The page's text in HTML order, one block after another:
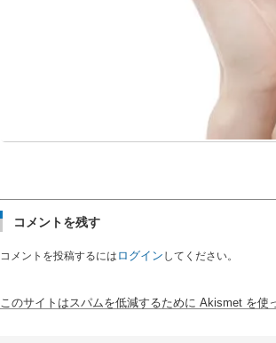
コメントを残す
コメントを投稿するには ログイン してください。
このサイトはスパムを低減するために Akismet を使